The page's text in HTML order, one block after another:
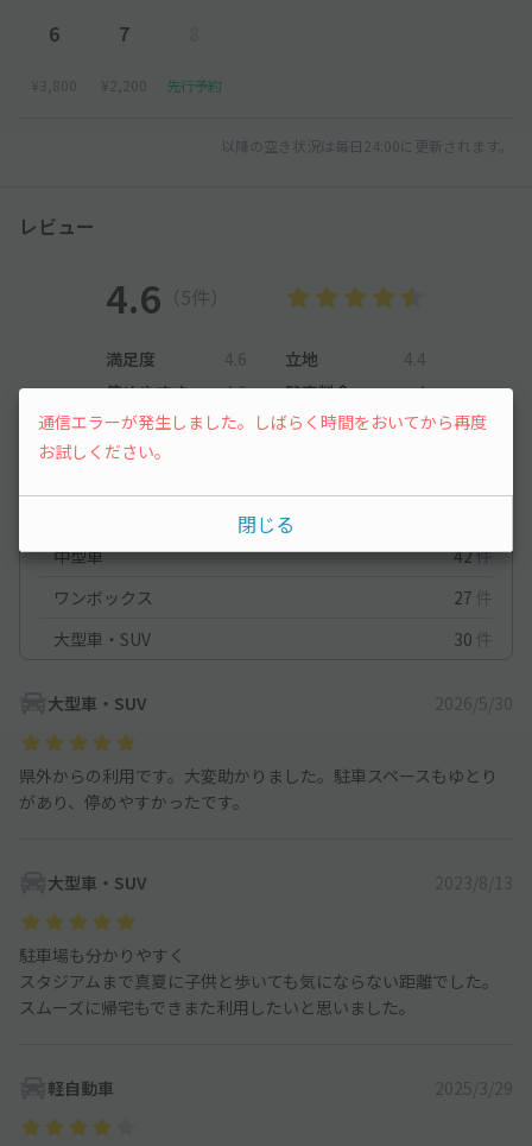
6
¥3,800
7
¥2,200 先行予約
以降の空き状況は毎日24:00に更新されます。
レビュー
4.6 （5件）
満足度 4.6 立地
4.4
停めやすさ
4.6 駐車料金
4
車種ごとの利用実績
中型車
42件
ワンボックス
27 件
大型車・SUV
30 件
大型車・SUV 2026/5/30
県外からの利用です。大変助かりました。駐車スペースもゆとり
があり、停めやすかったです。
大型車・SUV 2023/8/13
駐車場も分かりやすく
スタジアムまで真夏に子供と歩いても気にならない距離でした。
スムーズに帰宅もできまた利用したいと思いました。
軽自動車 2025/3/29
通信エラーが発生しました。しばらく時間をおいてから再度
お試しください。
閉じる